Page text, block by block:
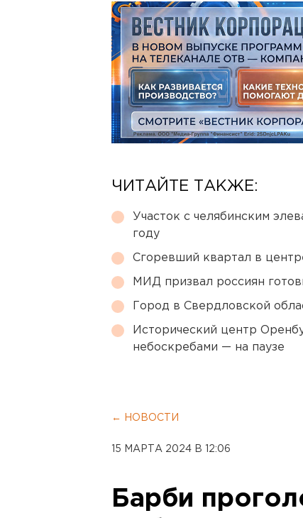
ЧИТАЙТЕ ТАКЖЕ:
Участок с челябинским
году
Сгоревший квартал в
МИД призвал россиян
Город в Свердловской
Исторический центр
небоскребами — на паузе
← НОВОСТИ
15 МАРТА 2024 В 12:06
Барби